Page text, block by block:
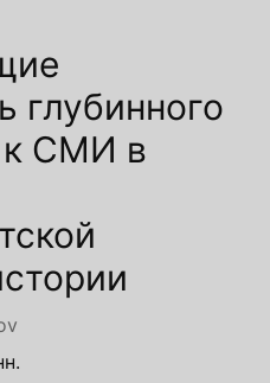
глубинного
к СМИ в